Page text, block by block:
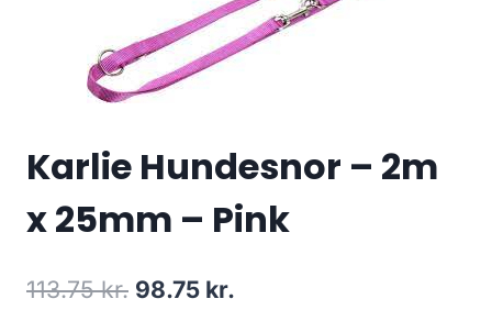
Karlie Hundesnor – 2m
x 25mm – Pink
113.75kr. Den
98.75 kr.